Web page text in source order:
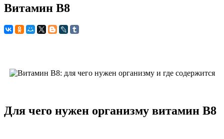
Витамин В8
Для чего нужен организму витамин В8